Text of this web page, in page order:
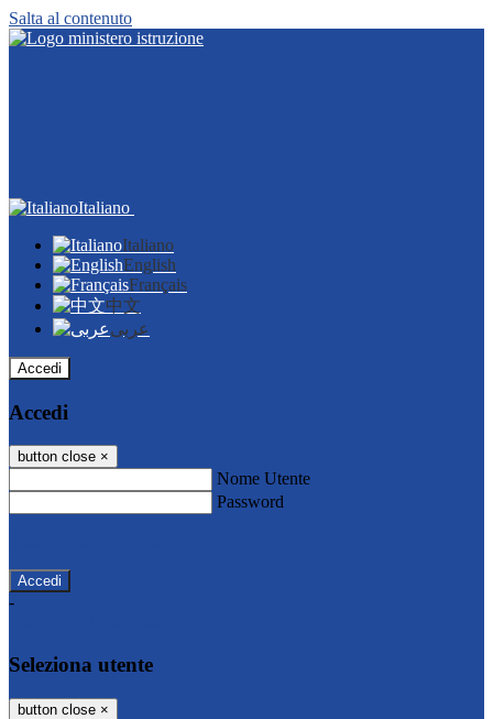
Salta al contenuto
Italiano
Italiano
English
Français
中文
عربى
Accedi
Accedi
button close ×
Nome Utente
Password
-
Seleziona utente
button close ×